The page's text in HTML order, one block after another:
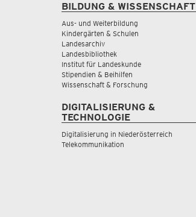
BILDUNG & WISSENSCHAFT
Aus- und Weiterbildung
Kindergärten & Schulen
Landesarchiv
Landesbibliothek
Institut für Landeskunde
Stipendien & Beihilfen
Wissenschaft & Forschung
DIGITALISIERUNG &
TECHNOLOGIE
Digitalisierung in Niederösterreich
Telekommunikation